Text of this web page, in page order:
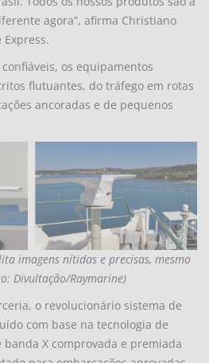
agora”, afirma Christiano
os equipamentos
flutuantes, do tráfego em rotas
ancoradas e de pequenos
imagens nítidas e precisas, mesmo
Divultação/Raymarine)
o revolucionário sistema de
com base na tecnologia de
X comprovada e premiada